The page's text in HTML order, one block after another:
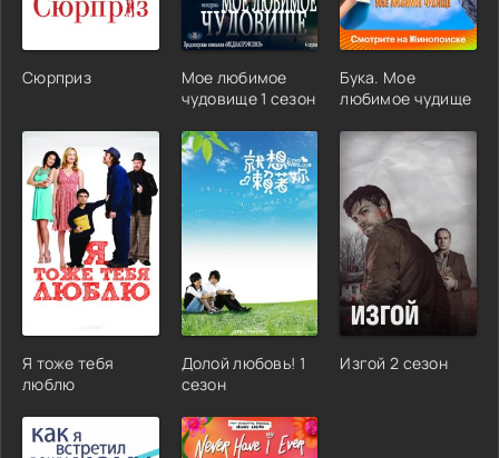
Сюрприз
Мое любимое
чудовище 1 сезон
Бука. Мое
любимое чудище
Я тоже тебя
люблю
Долой любовь! 1
сезон
Изгой 2 сезон